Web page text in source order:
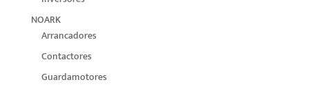
NOARK
Arrancadores
Contactores
Guardamotores